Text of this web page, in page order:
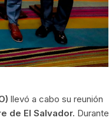
llevó a cabo su reunión
de El Salvador. Durante